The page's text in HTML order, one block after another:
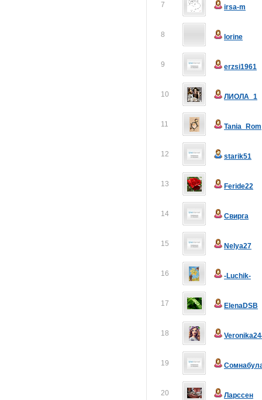
7 irsa-m
8 lorine
9 erzsi1961
10 ЛИОЛА_1
11 Tania_Rom
12 starik51
13 Feride22
14 Свирга
15 Nelya27
16 -Luchik-
17 ElenaDSB
18
19
20 Ларссен